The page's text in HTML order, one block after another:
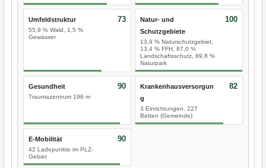
Umfeldstruktur
55,9 % Wald, 1,5 %
Gewässer
73
Natur- und
Schutzgebiete
13,9 % Naturschutzgebiet,
13,4 % FFH, 87,0 %
Landschaftsschutz, 89,8 %
Naturpark
100
Gesundheit
Traumazentrum 196 m
90
Krankenhausversorgun
g
3 Einrichtungen, 227
Betten (Gemeinde)
82
E-Mobilität
42 Ladepunkte im PLZ-
Gebiet
90